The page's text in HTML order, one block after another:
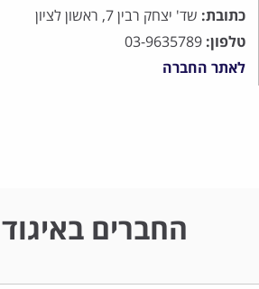
כתובת: שד' יצחק רבין 7, ראשון לציון
טלפון: 03-9635789
לאתר החברה
החברים באיגוד